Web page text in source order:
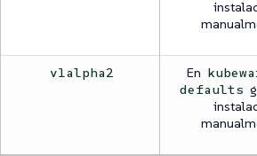
v1alpha2 En
defaults